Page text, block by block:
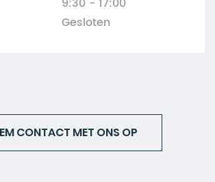
Gesloten
CONTACT MET ONS OP